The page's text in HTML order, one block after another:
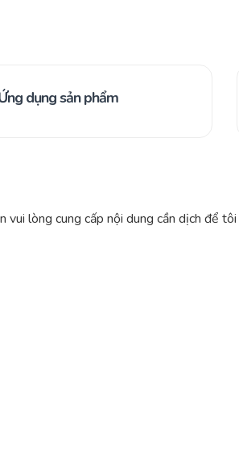
dụng sản phẩm
vui lòng cung cấp nội dung cần dịch để